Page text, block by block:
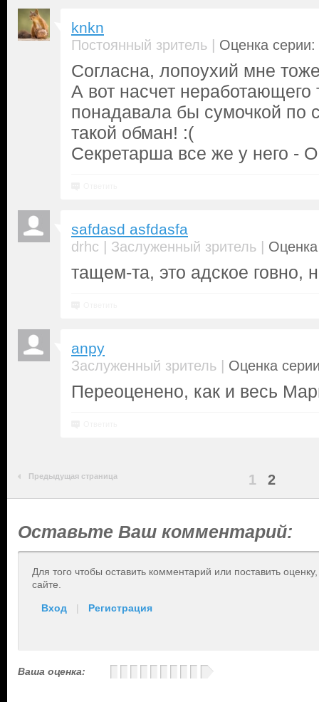
knkn
Постоянный зритель | Оценка серии:
Согласна, лопоухий мне
А вот насчет
понадавала бы сумочкой по
такой обман! :(
Секретарша все же у него -
safdasd asfdasfa
drhc | Заслуженный зритель |
тащем-та, это адское говно,
anpy
Заслуженный зритель | Оценка
Переоценено, как и весь
Предыдущая страница 1 2
Оставьте Ваш комментарий:
Для того чтобы оставить комментарий или поставить
сайте.
Вход | Регистрация
Ваша оценка: